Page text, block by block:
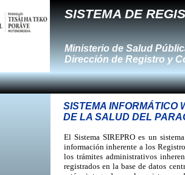
SISTEMA INFORMÁTICO
DE LA SALUD DEL
El Sistema SIREPRO es un
información inherente a los
los trámites administrativos
registrados en la base de datos
Ministerio de Salud
Dirección de Registro y
SISTEMA DE